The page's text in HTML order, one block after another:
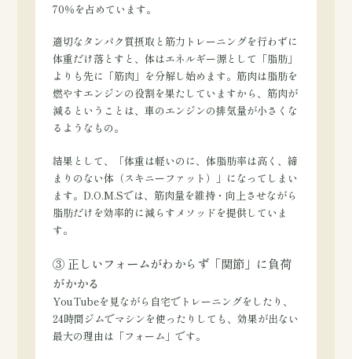
70％を占めています。
適切なタンパク質摂取と筋力トレーニングを行わずに
体重だけ落とすと、体はエネルギー源として「脂肪」
よりも先に「筋肉」を分解し始めます。筋肉は脂肪を
燃やすエンジンの役割を果たしていますから、筋肉が
減るということは、車のエンジンの排気量が小さくな
るようなもの。
結果として、「体重は軽いのに、体脂肪率は高く、締
まりのない体（スキニーファット）」になってしまい
ます。D.O.M.Sでは、筋肉量を維持・向上させながら
脂肪だけを効率的に減らすメソッドを提供していま
す。
③ 正しいフォームがわからず「関節」に負荷
がかかる
YouTubeを見ながら自宅でトレーニングをしたり、
24時間ジムでマシンを使ったりしても、効果が出ない
最大の理由は「フォーム」です。